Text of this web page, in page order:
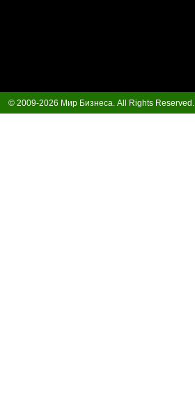
© 2009-2026 Мир Бизнеса. All Rights Reserved.